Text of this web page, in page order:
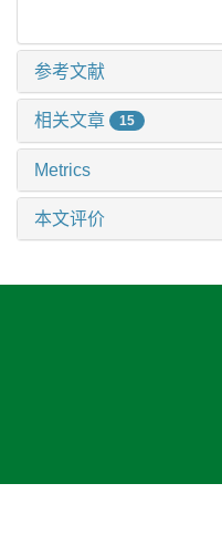
参考文献
相关文章 15
Metrics
本文评价